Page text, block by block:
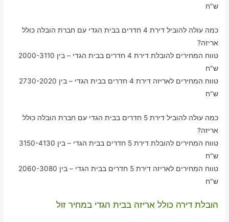
ש"ח
כמה עולה להוביל דירת 4 חדרים בבית הגדי עם חברת הובלה כולל
אריזה?
טווח המחירים להובלת דירת 4 חדרים בבית הגדי – בין 2000-3110
ש"ח
טווח המחירים לאריזה דירת 4 חדרים בבית הגדי – בין 2730-2020
ש"ח
כמה עולה להוביל דירת 5 חדרים בבית הגדי עם חברת הובלה כולל
אריזה?
טווח המחירים להובלת דירת 5 חדרים בבית הגדי – בין 3150-4130
ש"ח
טווח המחירים לאריזה דירת 5 חדרים בבית הגדי – בין 2060-3080
ש"ח
הובלת דירה כולל אריזה בבית הגדי במחיר זול